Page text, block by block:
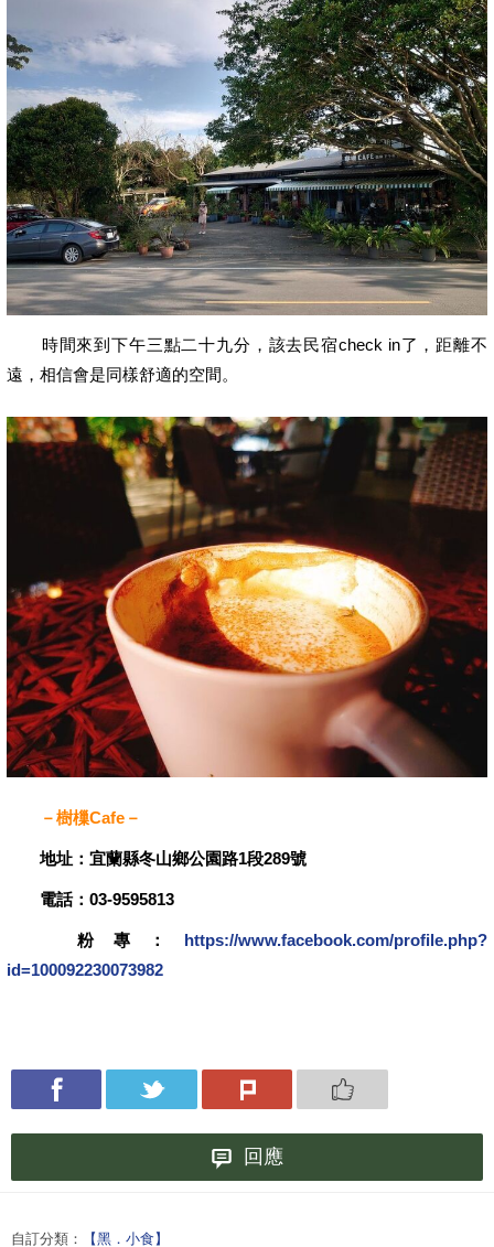
時間來到下午三點二十九分，該去民宿check in了，距離不
遠，相信會是同樣舒適的空間。
－樹樔Cafe－
地址：宜蘭縣冬山鄉公園路1段289號
電話：03-9595813
粉專： https://www.facebook.com/profile.php?
id=100092230073982
回應
自訂分類：
【黑．小食】